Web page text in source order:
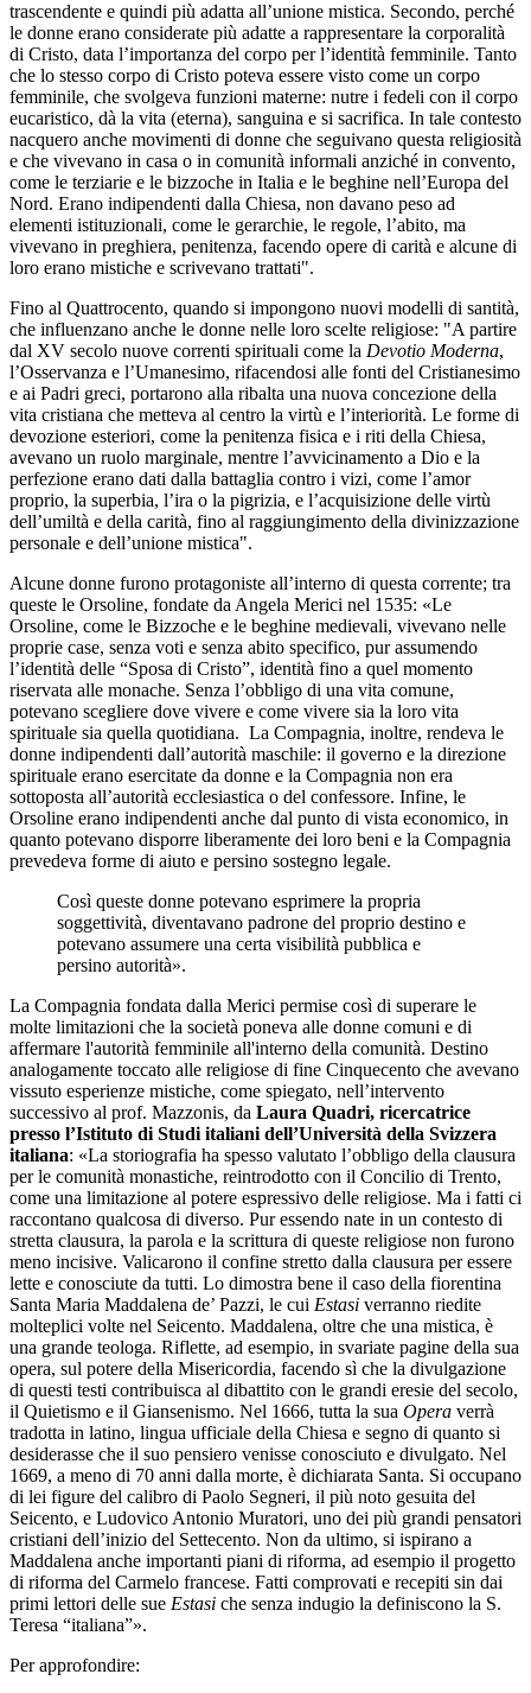
trascendente e quindi più adatta all’unione mistica. Secondo, perché
le donne erano considerate più adatte a rappresentare la corporalità
di Cristo, data l’importanza del corpo per l’identità femminile. Tanto
che lo stesso corpo di Cristo poteva essere visto come un corpo
femminile, che svolgeva funzioni materne: nutre i fedeli con il corpo
eucaristico, dà la vita (eterna), sanguina e si sacrifica. In tale contesto
nacquero anche movimenti di donne che seguivano questa religiosità
e che vivevano in casa o in comunità informali anziché in convento,
come le terziarie e le bizzoche in Italia e le beghine nell’Europa del
Nord. Erano indipendenti dalla Chiesa, non davano peso ad
elementi istituzionali, come le gerarchie, le regole, l’abito, ma
vivevano in preghiera, penitenza, facendo opere di carità e alcune di
loro erano mistiche e scrivevano trattati".
Fino al Quattrocento, quando si impongono nuovi modelli di santità,
che influenzano anche le donne nelle loro scelte religiose: "A partire
dal XV secolo nuove correnti spirituali come la Devotio Moderna,
l’Osservanza e l’Umanesimo, rifacendosi alle fonti del Cristianesimo
e ai Padri greci, portarono alla ribalta una nuova concezione della
vita cristiana che metteva al centro la virtù e l’interiorità. Le forme di
devozione esteriori, come la penitenza fisica e i riti della Chiesa,
avevano un ruolo marginale, mentre l’avvicinamento a Dio e la
perfezione erano dati dalla battaglia contro i vizi, come l’amor
proprio, la superbia, l’ira o la pigrizia, e l’acquisizione delle virtù
dell’umiltà e della carità, fino al raggiungimento della divinizzazione
personale e dell’unione mistica".
Alcune donne furono protagoniste all’interno di questa corrente; tra
queste le Orsoline, fondate da Angela Merici nel 1535: «Le
Orsoline, come le Bizzoche e le beghine medievali, vivevano nelle
proprie case, senza voti e senza abito specifico, pur assumendo
l’identità delle “Sposa di Cristo”, identità fino a quel momento
riservata alle monache. Senza l’obbligo di una vita comune,
potevano scegliere dove vivere e come vivere sia la loro vita
spirituale sia quella quotidiana. La Compagnia, inoltre, rendeva le
donne indipendenti dall’autorità maschile: il governo e la direzione
spirituale erano esercitate da donne e la Compagnia non era
sottoposta all’autorità ecclesiastica o del confessore. Infine, le
Orsoline erano indipendenti anche dal punto di vista economico, in
quanto potevano disporre liberamente dei loro beni e la Compagnia
prevedeva forme di aiuto e persino sostegno legale.
Così queste donne potevano esprimere la propria
soggettività, diventavano padrone del proprio destino e
potevano assumere una certa visibilità pubblica e
persino autorità».
La Compagnia fondata dalla Merici permise così di superare le
molte limitazioni che la società poneva alle donne comuni e di
affermare l'autorità femminile all'interno della comunità. Destino
analogamente toccato alle religiose di fine Cinquecento che avevano
vissuto esperienze mistiche, come spiegato, nell’intervento
successivo al prof. Mazzonis, da Laura Quadri, ricercatrice
presso l’Istituto di Studi italiani dell’Università della Svizzera
italiana: «La storiografia ha spesso valutato l’obbligo della clausura
per le comunità monastiche, reintrodotto con il Concilio di Trento,
come una limitazione al potere espressivo delle religiose. Ma i fatti ci
raccontano qualcosa di diverso. Pur essendo nate in un contesto di
stretta clausura, la parola e la scrittura di queste religiose non furono
meno incisive. Valicarono il confine stretto dalla clausura per essere
lette e conosciute da tutti. Lo dimostra bene il caso della fiorentina
Santa Maria Maddalena de’ Pazzi, le cui Estasi verranno riedite
molteplici volte nel Seicento. Maddalena, oltre che una mistica, è
una grande teologa. Riflette, ad esempio, in svariate pagine della sua
opera, sul potere della Misericordia, facendo sì che la divulgazione
di questi testi contribuisca al dibattito con le grandi eresie del secolo,
il Quietismo e il Giansenismo. Nel 1666, tutta la sua Opera verrà
tradotta in latino, lingua ufficiale della Chiesa e segno di quanto si
desiderasse che il suo pensiero venisse conosciuto e divulgato. Nel
1669, a meno di 70 anni dalla morte, è dichiarata Santa. Si occupano
di lei figure del calibro di Paolo Segneri, il più noto gesuita del
Seicento, e Ludovico Antonio Muratori, uno dei più grandi pensatori
cristiani dell’inizio del Settecento. Non da ultimo, si ispirano a
Maddalena anche importanti piani di riforma, ad esempio il progetto
di riforma del Carmelo francese. Fatti comprovati e recepiti sin dai
primi lettori delle sue Estasi che senza indugio la definiscono la S.
Teresa “italiana”».
Per approfondire: